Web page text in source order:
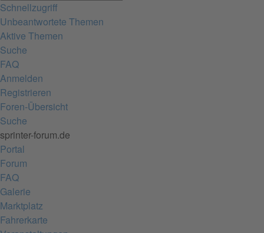
Schnellzugriff
Unbeantwortete Themen
Aktive Themen
Suche
FAQ
Anmelden
Registrieren
Foren-Übersicht
Suche
sprinter-forum.de
Portal
Forum
FAQ
Galerie
Marktplatz
Fahrerkarte